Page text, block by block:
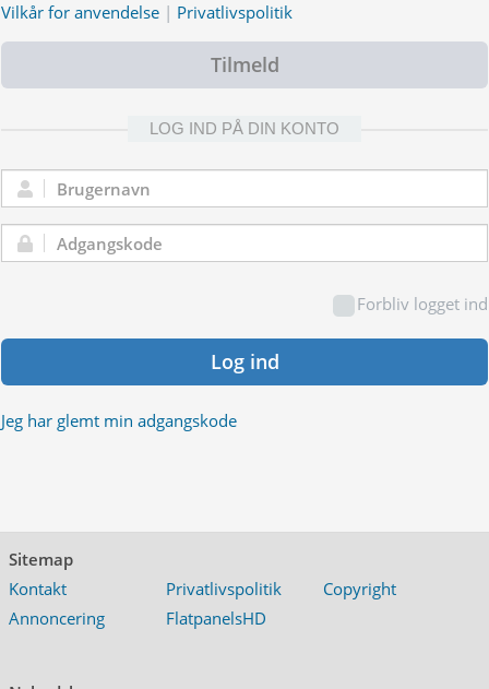
Vilkår for anvendelse | Privatlivspolitik
Tilmeld
LOG IND PÅ DIN KONTO
Brugernavn:
Adgangskode:
Forbliv logget ind
Log ind
Jeg har glemt min adgangskode
Sitemap
Kontakt
Privatlivspolitik
Copyright
Annoncering
FlatpanelsHD